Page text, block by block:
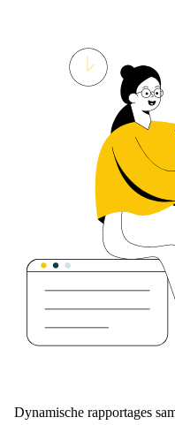
Dynamische rapportages